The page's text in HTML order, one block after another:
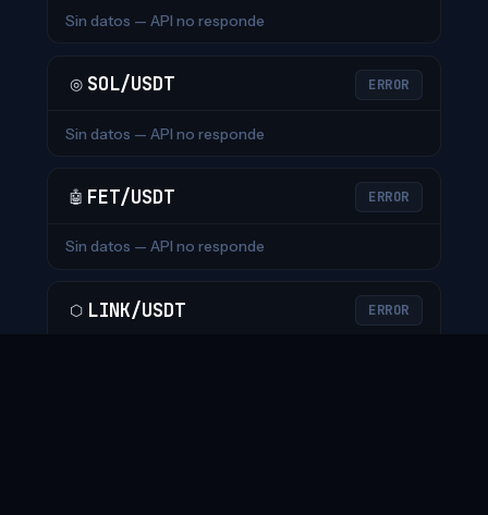
Sin datos — API no responde
◎ SOL/USDT ERROR
Sin datos — API no responde
🤖 FET/USDT ERROR
Sin datos — API no responde
⬡ LINK/USDT ERROR